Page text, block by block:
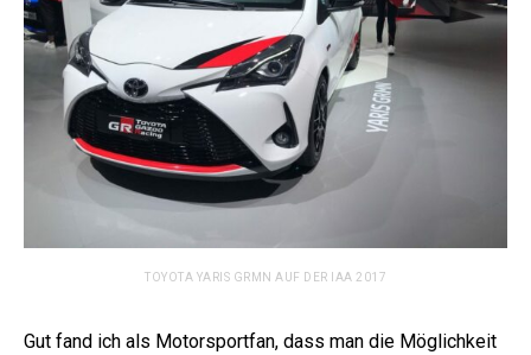
TOYOTA YARIS GRMN AUF DER IAA 2017
Gut fand ich als Motorsportfan, dass man die Möglichkeit